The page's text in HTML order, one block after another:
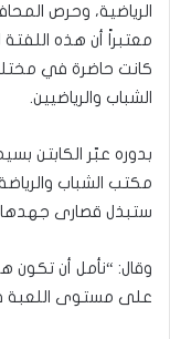
الرياضية، وحرص
معتبراً أن هذه
كانت حاضرة في
الشباب والرياضيين.
بدوره عبّر الكابتن
مكتب الشباب
ستبذل قصارى
وقال: “نأمل أن تكون
على مستوى اللعبة